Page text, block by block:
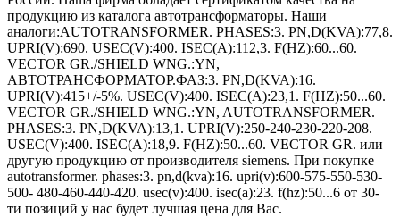
продукцию из каталога автотрансформаторы. Наши
аналоги:AUTOTRANSFORMER. PHASES:3. PN,D(KVA):77,8.
UPRI(V):690. USEC(V):400. ISEC(A):112,3. F(HZ):60...60.
VECTOR GR./SHIELD WNG.:YN,
АВТОТРАНСФОРМАТОР.ФАЗ:3. PN,D(KVA):16.
UPRI(V):415+/-5%. USEC(V):400. ISEC(A):23,1. F(HZ):50...60.
VECTOR GR./SHIELD WNG.:YN, AUTOTRANSFORMER.
PHASES:3. PN,D(KVA):13,1. UPRI(V):250-240-230-220-208.
USEC(V):400. ISEC(A):18,9. F(HZ):50...60. VECTOR GR. или
другую продукцию от производителя siemens. При покупке
autotransformer. phases:3. pn,d(kva):16. upri(v):600-575-550-530-
500- 480-460-440-420. usec(v):400. isec(a):23. f(hz):50...6 от 30-
ти позиций у нас будет лучшая цена для Вас.